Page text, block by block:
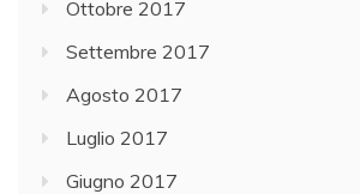
Ottobre 2017
Settembre 2017
Agosto 2017
Luglio 2017
Giugno 2017